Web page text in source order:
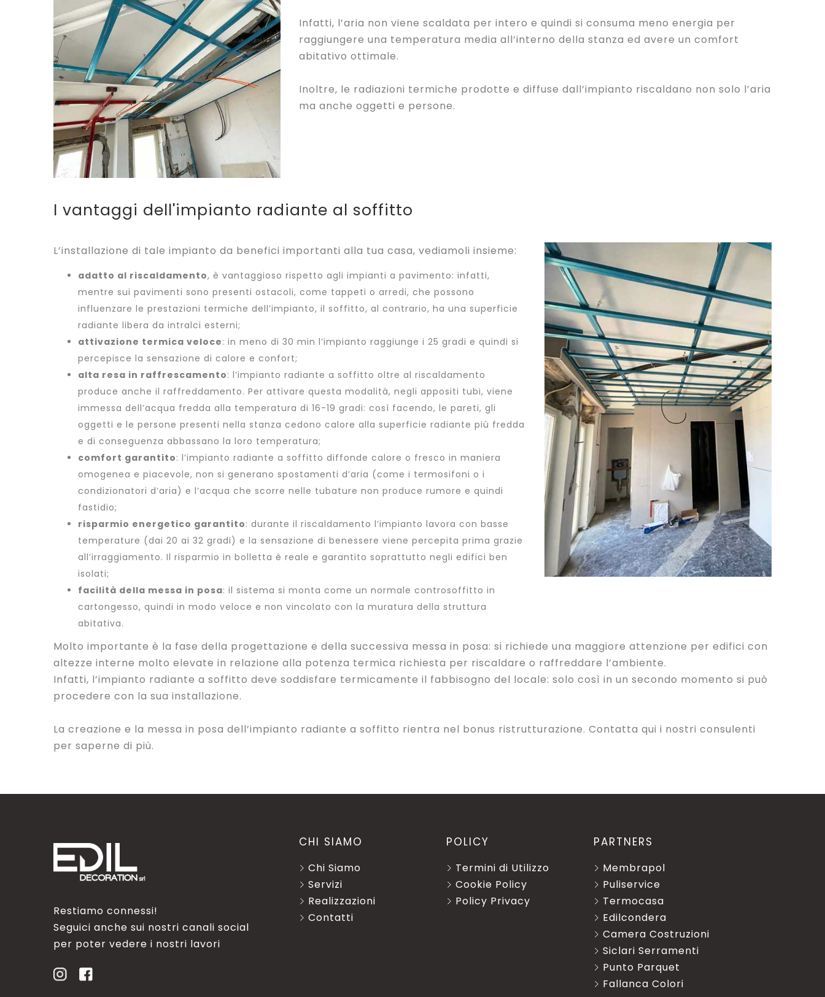
Infatti, l’aria non viene scaldata per intero e quindi si consuma meno energia per
raggiungere una temperatura media all’interno della stanza ed avere un comfort
abitativo ottimale.
Inoltre, le radiazioni termiche prodotte e diffuse dall’impianto riscaldano non solo l’aria
ma anche oggetti e persone.
I vantaggi dell'impianto radiante al soffitto
L’installazione di tale impianto da benefici importanti alla tua casa, vediamoli insieme:
adatto al riscaldamento, è vantaggioso rispetto agli impianti a pavimento: infatti,
mentre sui pavimenti sono presenti ostacoli, come tappeti o arredi, che possono
influenzare le prestazioni termiche dell’impianto, il soffitto, al contrario, ha una superficie
radiante libera da intralci esterni;
attivazione termica veloce: in meno di 30 min l’impianto raggiunge i 25 gradi e quindi si
percepisce la sensazione di calore e confort;
alta resa in raffrescamento: l’impianto radiante a soffitto oltre al riscaldamento
produce anche il raffreddamento. Per attivare questa modalità, negli appositi tubi, viene
immessa dell’acqua fredda alla temperatura di 16-19 gradi: così facendo, le pareti, gli
oggetti e le persone presenti nella stanza cedono calore alla superficie radiante più fredda
e di conseguenza abbassano la loro temperatura;
comfort garantito: l’impianto radiante a soffitto diffonde calore o fresco in maniera
omogenea e piacevole, non si generano spostamenti d’aria (come i termosifoni o i
condizionatori d’aria) e l’acqua che scorre nelle tubature non produce rumore e quindi
fastidio;
risparmio energetico garantito: durante il riscaldamento l’impianto lavora con basse
temperature (dai 20 ai 32 gradi) e la sensazione di benessere viene percepita prima grazie
all’irraggiamento. Il risparmio in bolletta è reale e garantito soprattutto negli edifici ben
isolati;
facilità della messa in posa: il sistema si monta come un normale controsoffitto in
cartongesso, quindi in modo veloce e non vincolato con la muratura della struttura
abitativa.
Molto importante è la fase della progettazione e della successiva messa in posa: si richiede una maggiore attenzione per edifici con
altezze interne molto elevate in relazione alla potenza termica richiesta per riscaldare o raffreddare l’ambiente.
Infatti, l’impianto radiante a soffitto deve soddisfare termicamente il fabbisogno del locale: solo così in un secondo momento si può
procedere con la sua installazione.
La creazione e la messa in posa dell’impianto radiante a soffitto rientra nel bonus ristrutturazione. Contatta qui i nostri consulenti
per saperne di più.
Restiamo connessi!
Seguici anche sui nostri canali social
per poter vedere i nostri lavori
CHI SIAMO
Chi Siamo
Servizi
Realizzazioni
Contatti
POLICY
Termini di Utilizzo
Cookie Policy
Policy Privacy
PARTNERS
Membrapol
Puliservice
Termocasa
Edilcondera
Camera Costruzioni
Siclari Serramenti
Punto Parquet
Fallanca Colori